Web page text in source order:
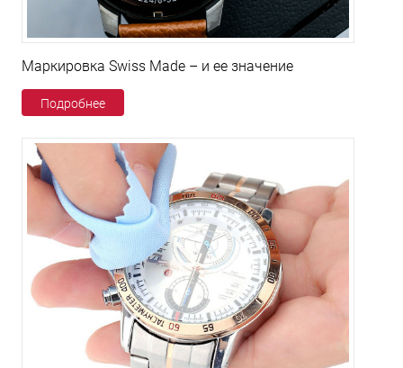
Маркировка Swiss Made – и ее значение
Подробнее